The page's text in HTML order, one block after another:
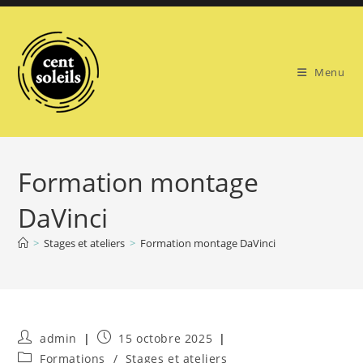
Skip
content
Menu
Formation montage
DaVinci
> Stages et ateliers > Formation montage DaVinci
Auteur/autrice
de
admin
Publication
publiée :
15 octobre 2025
PostFormations / Stages et ateliers